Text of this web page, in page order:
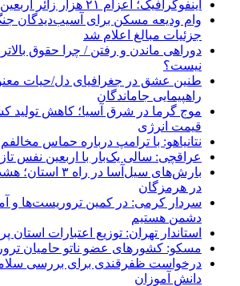
اینفوگرافیک؛ اعزام ۲۱ هزار زائر اربعین از آذربایجان‌شرقی
وام ودیعه مسکن برای آسیب‌دیدگان
جزئیات مبالغ اعلام شد
دوراهی ماندن و رفتن / چرا حقوق
نیست؟
طنین عشق در جغرافیای دل/حیات
راهپیمایی جاماندگان
موج گرما در شرق آسیا؛ کاهش تولید
قیمت انرژی
نتانیاهو: با ترامپ درباره حماس مخالفم
عراقچی: سالی یک‌بار با اربعین نفس
بارش‌های سیل‌آسا
در هرمزگان
سردار کرمی: در کمین تروریست‌ها و
دشمن هستیم
استاندار تهران: توزیع اعتبارات استان
مسکو: کشورهای عضو ناتو حامیان
درخواست ظفرقندی برای بررسی
دانش آموزان